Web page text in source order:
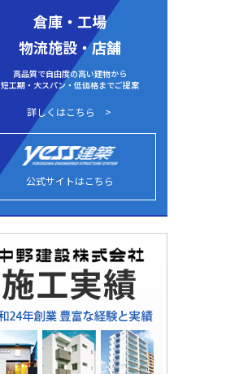
倉庫・工場
物流施設・店舗
高品質で自由度の高い建物から
短工期・大スパン・低価格までご提案
詳しくはこちら
公式サイトはこちら